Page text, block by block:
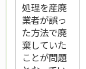
処理を産廃
業者が誤っ
た方法で廃
棄していた
ことが問題